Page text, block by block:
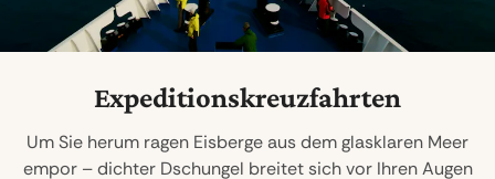
Expeditionskreuzfahrten
Um Sie herum ragen Eisberge aus dem glasklaren Meer
empor – dichter Dschungel breitet sich vor Ihren Augen